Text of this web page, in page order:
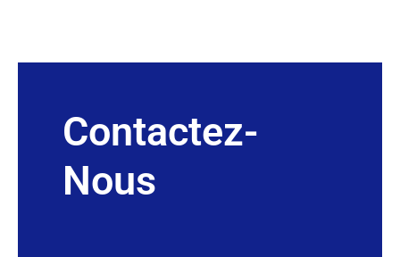
Contactez-
Nous